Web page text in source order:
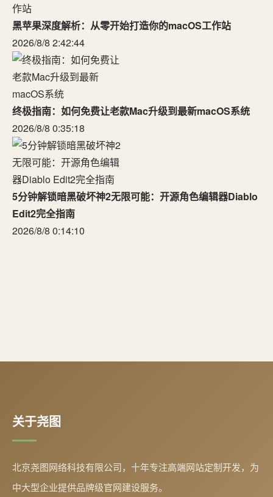
黑苹果深度解析：从零开始打造你的macOS工作站
2026/8/8 2:42:44
终极指南：如何免费让老款Mac升级到最新macOS系统
2026/8/8 0:35:18
5分钟解锁暗黑破坏神2无限可能：开源角色编辑器Diablo
Edit2完全指南
2026/8/8 0:14:10
关于尧图
北京尧图网络科技有限公司，十年专注高端网站定制开发，为
中大型企业提供品牌级官网建设服务。